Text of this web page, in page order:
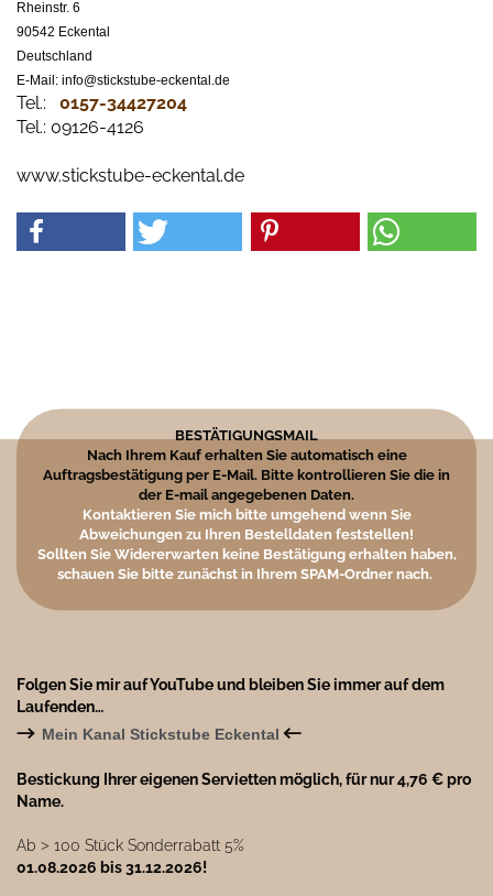
Rheinstr. 6
90542 Eckental
Deutschland
E-Mail: info@stickstube-eckental.de
Tel.: 0157-34427204​
Tel.: 09126-4126
www.stickstube-eckental.de
BESTÄTIGUNGSMAIL
Nach Ihrem Kauf erhalten Sie automatisch eine
Auftragsbestätigung per E-Mail. Bitte kontrollieren Sie die in
der E-mail angegebenen Daten.
Kontaktieren Sie mich bitte umgehend wenn Sie
Abweichungen zu Ihren Bestelldaten feststellen!
Sollten Sie Widererwarten keine Bestätigung erhalten haben,
schauen Sie bitte zunächst in Ihrem SPAM-Ordner nach.
Folgen Sie mir auf YouTube und bleiben Sie immer auf dem
Laufenden…
→ Mein Kanal Stickstube Eckental ←
Bestickung Ihrer eigenen Servietten möglich, für nur 4,76 € pro
Name.
Ab ˃ 100 Stück Sonderrabatt 5%
01.08.2026 bis 31.12.2026!